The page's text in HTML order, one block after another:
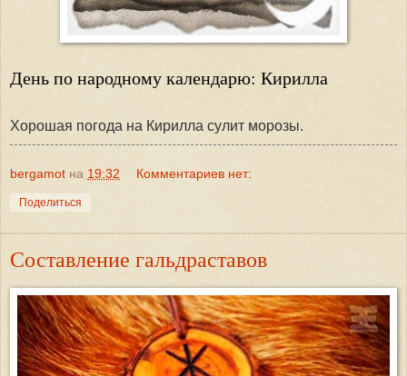
День по народному календарю: Кирилла
Хорошая погода на Кирилла сулит морозы.
bergamot на 19:32 Комментариев нет:
Поделиться
Составление гальдраставов